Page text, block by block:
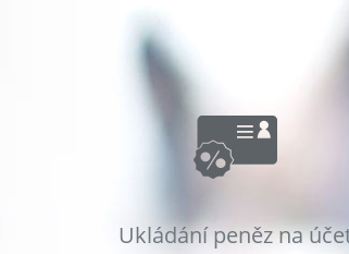
Ukládání peněz na